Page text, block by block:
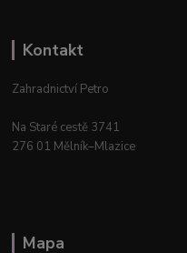
Kontakt
Zahradnictví Petro
Na Staré cestě 3741
276 01 Mělník–Mlazice
Mapa